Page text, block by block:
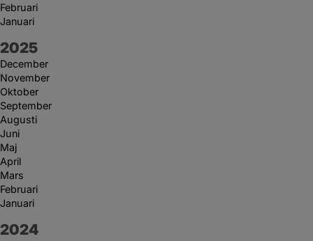
Februari
Januari
År:
2025
December
November
Oktober
September
Augusti
Juni
Maj
April
Mars
Februari
Januari
År:
2024